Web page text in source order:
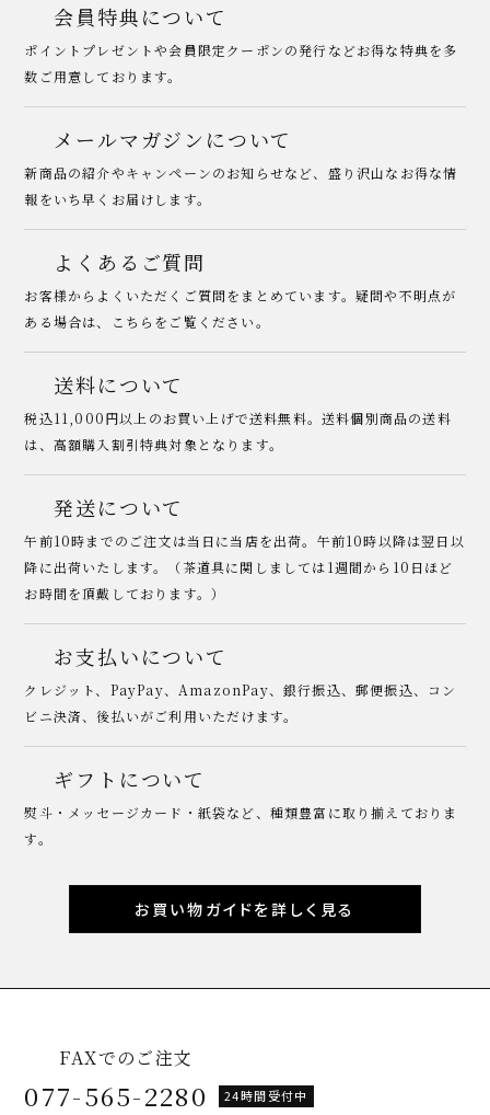
会員特典について
ポイントプレゼントや会員限定クーポンの発行などお得な特典を多
数ご用意しております。
メールマガジンについて
新商品の紹介やキャンペーンのお知らせなど、盛り沢山なお得な情
報をいち早くお届けします。
よくあるご質問
お客様からよくいただくご質問をまとめています。疑問や不明点が
ある場合は、こちらをご覧ください。
送料について
税込11,000円以上のお買い上げで送料無料。送料個別商品の送料
は、高額購入割引特典対象となります。
発送について
午前10時までのご注文は当日に当店を出荷。午前10時以降は翌日以
降に出荷いたします。（茶道具に関しましては1週間から10日ほど
お時間を頂戴しております。）
お支払いについて
クレジット、PayPay、AmazonPay、銀行振込、郵便振込、コン
ビニ決済、後払いがご利用いただけます。
ギフトについて
熨斗・メッセージカード・紙袋など、種類豊富に取り揃えておりま
す。
お買い物ガイドを詳しく見る
FAXでのご注文
077-565-2280 24時間受付中